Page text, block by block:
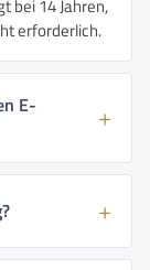
bei 14 Jahren,
erforderlich.
E-